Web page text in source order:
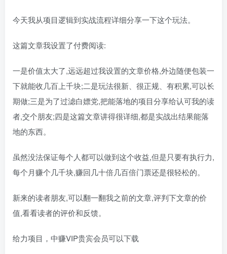
今天我从项目逻辑到实战流程详细分享一下这个玩法。
这篇文章我设置了付费阅读:
一是价值太大了,远远超过我设置的文章价格,外边随便包装一
下就能收几百上千块;二是玩法很新、很正规、有积累,可以长
期做;三是为了过滤白嫖党,把能落地的项目分享给认可我的读
者,交个朋友;四是这篇文章讲得很详细,都是实战出结果能落
地的东西。
虽然没法保证每个人都可以做到这个收益,但是只要有执行力,
每个月赚个几千块,赚回几十倍几百倍门票还是很轻松的。
新来的读者朋友,可以翻一翻我之前的文章,评判下文章的价
值,看看读者的评价和反馈。
给力项目，中赚VIP贵宾会员可以下载